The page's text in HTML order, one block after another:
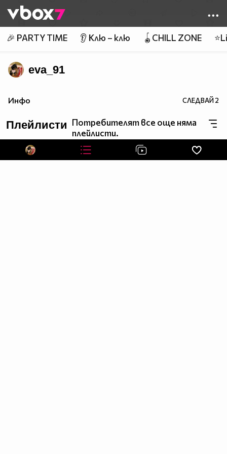
👾
🎉 PARTY TIME 👂 Клю – клю 🪀CHILL ZONE
eva_91
Инфо СЛЕДВАЙ2
Плейлисти Потребителят все още няма
плейлисти.